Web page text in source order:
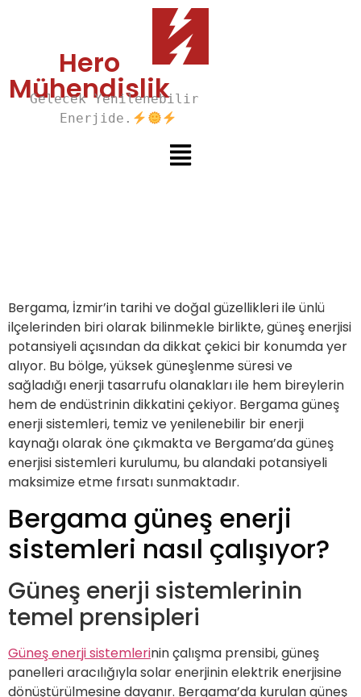
Hero
Mühendislik
Gelecek Yenilenebilir
Enerjide.
Bergama, İzmir’in tarihi ve doğal güzellikleri ile ünlü
ilçelerinden biri olarak bilinmekle birlikte, güneş enerjisi
potansiyeli açısından da dikkat çekici bir konumda yer
alıyor. Bu bölge, yüksek güneşlenme süresi ve
sağladığı enerji tasarrufu olanakları ile hem bireylerin
hem de endüstrinin dikkatini çekiyor. Bergama güneş
enerji sistemleri, temiz ve yenilenebilir bir enerji
kaynağı olarak öne çıkmakta ve Bergama’da güneş
enerjisi sistemleri kurulumu, bu alandaki potansiyeli
maksimize etme fırsatı sunmaktadır.
Bergama güneş enerji
sistemleri nasıl çalışıyor?
Güneş enerji sistemlerinin
temel prensipleri
Güneş enerji sistemlerinin çalışma prensibi, güneş
panelleri aracılığıyla solar enerjinin elektrik enerjisine
dönüştürülmesine dayanır. Bergama’da kurulan güneş